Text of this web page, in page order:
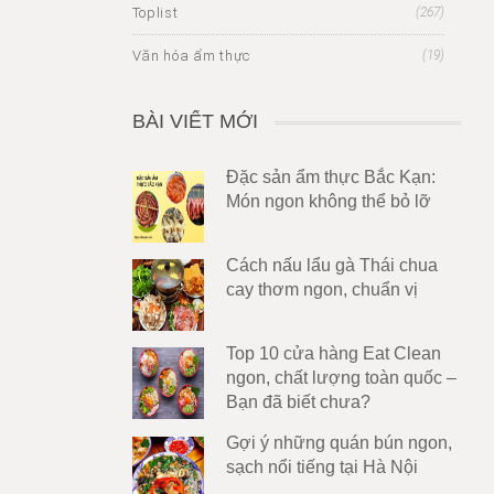
Toplist (267)
Văn hóa ẩm thực (19)
BÀI VIẾT MỚI
Đặc sản ẩm thực Bắc Kạn:
Món ngon không thể bỏ lỡ
Cách nấu lẩu gà Thái chua
cay thơm ngon, chuẩn vị
Top 10 cửa hàng Eat Clean
ngon, chất lượng toàn quốc –
Bạn đã biết chưa?
Gợi ý những quán bún ngon,
sạch nổi tiếng tại Hà Nội